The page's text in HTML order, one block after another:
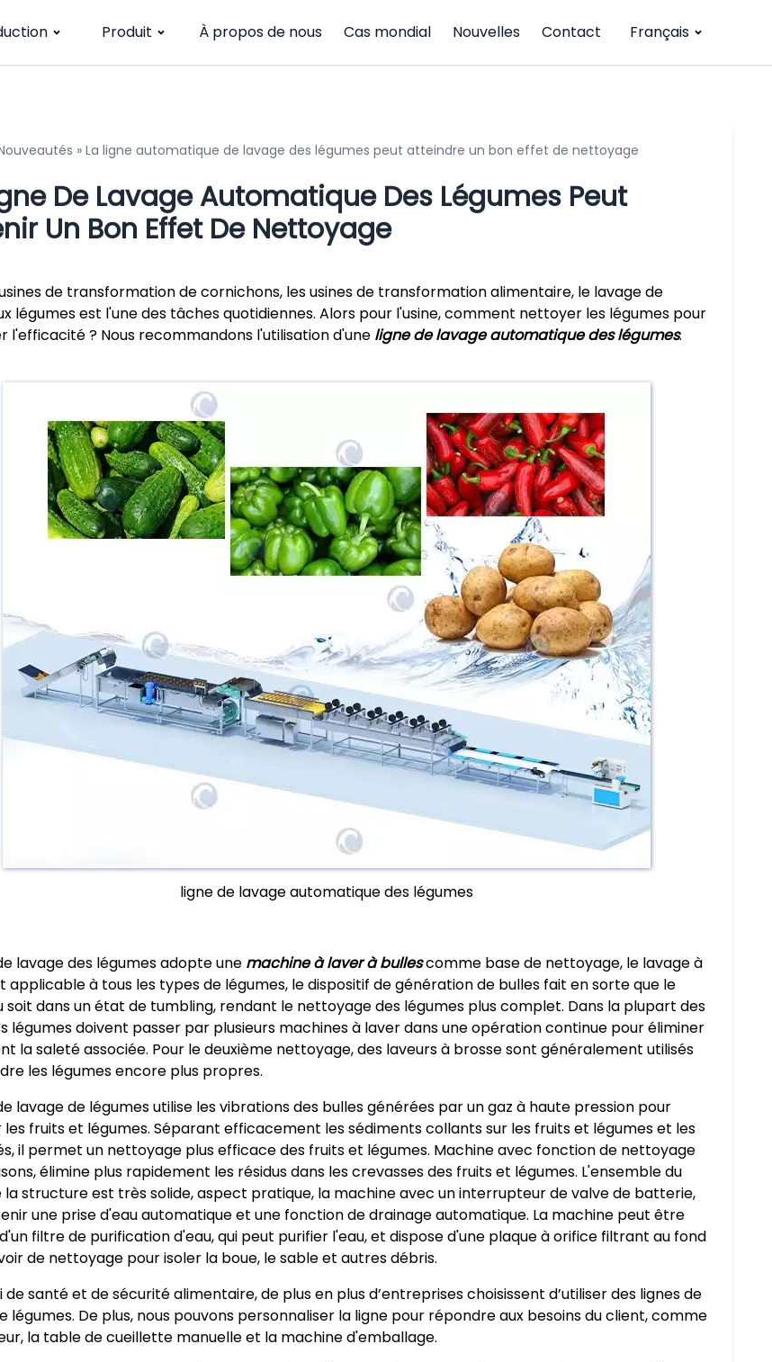
Produit À propos de nous Cas mondial Nouvelles Contact Français
» La ligne automatique de lavage des légumes peut atteindre un bon effet de nettoyage
De Lavage Automatique Des Légumes Peut
Un Bon Effet De Nettoyage
de transformation de cornichons, les usines de transformation alimentaire, le lavage de
légumes est l'une des tâches quotidiennes. Alors pour l'usine, comment nettoyer les légumes pour
l'efficacité ? Nous recommandons l'utilisation d'une ligne de lavage automatique des légumes.
ligne de lavage automatique des légumes
lavage des légumes adopte une machine à laver à bullescomme base de nettoyage, le lavage à
applicable à tous les types de légumes, le dispositif de génération de bulles fait en sorte que le
soit dans un état de tumbling, rendant le nettoyage des légumes plus complet. Dans la plupart des
légumes doivent passer par plusieurs machines à laver dans une opération continue pour éliminer
la saleté associée. Pour le deuxième nettoyage, des laveurs à brosse sont généralement utilisés
les légumes encore plus propres.
lavage de légumes utilise les vibrations des bulles générées par un gaz à haute pression pour
fruits et légumes. Séparant efficacement les sédiments collants sur les fruits et légumes et les
il permet un nettoyage plus efficace des fruits et légumes. Machine avec fonction de nettoyage
élimine plus rapidement les résidus dans les crevasses des fruits et légumes. L'ensemble du
la structure est très solide, aspect pratique, la machine avec un interrupteur de valve de batterie,
une prise d'eau automatique et une fonction de drainage automatique. La machine peut être
filtre de purification d'eau, qui peut purifier l'eau, et dispose d'une plaque à orifice filtrant au fond
de nettoyage pour isoler la boue, le sable et autres débris.
de santé et de sécurité alimentaire, de plus en plus d’entreprises choisissent d’utiliser des lignes de
légumes. De plus, nous pouvons personnaliser la ligne pour répondre aux besoins du client, comme
la table de cueillette manuelle et la machine d'emballage.